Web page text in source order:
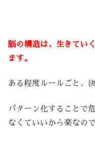
脳の構造は、生きてい
ます。
ある程度ルールごと、
パターン化することで
なくていいから楽なので